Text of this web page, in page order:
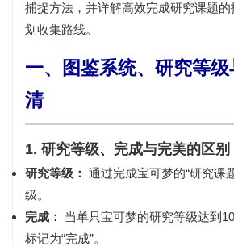
捕捉方法 ，并详解高效完成研究课题
划收集路线。
一、图鉴系统、研究等
清
1. 研究等级、完成与完美的区别
研究等级： 通过完成宝可梦的“研究课
级。
完成：
当单只宝可梦的研究等级达到
标记为“完成”。